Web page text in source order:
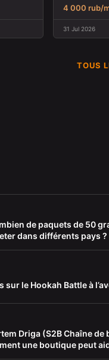
4 000 rub/
31 Jul 2026
TOUS
de paquets de 50
dans différents pays ?
sur le Hookah Battle à
Driga (S2B Chaîne de
une boutique peut